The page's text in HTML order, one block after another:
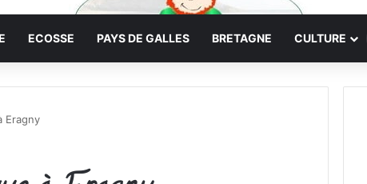
ECOSSE PAYS DE GALLES BRETAGNE CULTURE
Eragny